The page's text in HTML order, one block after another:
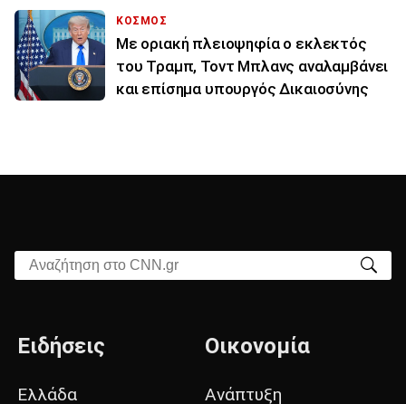
ΚΟΣΜΟΣ
Με οριακή πλειοψηφία ο εκλεκτός
του Τραμπ, Τοντ Μπλανς αναλαμβάνει
και επίσημα υπουργός Δικαιοσύνης
Αναζήτηση στο CNN.gr
Ειδήσεις
Ελλάδα
Οικονομία
Ανάπτυξη